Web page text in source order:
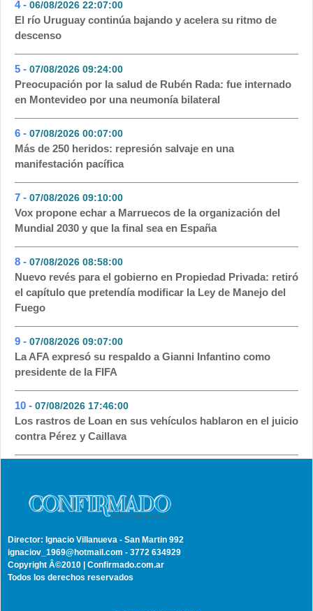
4 - 06/08/2026 22:07:00
El río Uruguay continúa bajando y acelera su ritmo de
descenso
5 - 07/08/2026 09:24:00
Preocupación por la salud de Rubén Rada: fue internado
en Montevideo por una neumonía bilateral
6 - 07/08/2026 00:07:00
Más de 250 heridos: represión salvaje en una
manifestación pacífica
7 - 07/08/2026 09:10:00
Vox propone echar a Marruecos de la organización del
Mundial 2030 y que la final sea en España
8 - 07/08/2026 08:58:00
Nuevo revés para el gobierno en Propiedad Privada: retiró
el capítulo que pretendía modificar la Ley de Manejo del
Fuego
9 - 07/08/2026 09:07:00
La AFA expresó su respaldo a Gianni Infantino como
presidente de la FIFA
10 - 07/08/2026 17:46:00
Los rastros de Loan en sus vehículos hablaron en el juicio
contra Pérez y Caillava
Director: Ignacio Villanueva - San Martin 992
ignaciov_1969@hotmail.com - 3772 634929
Copyright Â©2010 | Confirmado.com.ar
Todos los derechos reservados